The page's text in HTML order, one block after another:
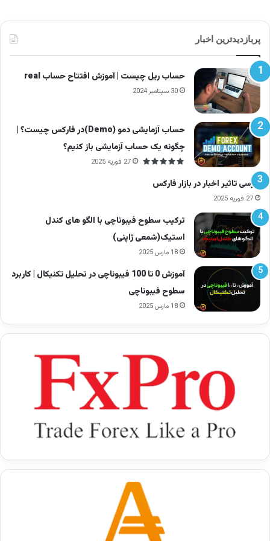
آموزش معامله با الگوی کنج
حالا باید یاد بگیریم چگونه با این الگو وارد معامله
شویم، حد ضرر صحیح بگذاریم و اهداف قیمتی را
تعیین کنیم.
۱. ورود به معامله
ورود همیشه زمانی انجام می‌شود که قیمت خط روند
شکست معتبربدهد.
قواعد شکست معتبر:
کندل باید بیرون الگو بسته شود.
سایه بلند و برگشت سریع معمولا شکست جعلی
است.
حجم باید افزایش یابد.
برای تحلیل بهتر شکست‌ها، روش
بسیار کمک می‌کند. اگر نمی‌دانید چطور تایم‌فریم‌ها را
پربازدیدترین اخبار
حساب ریل چیست | آموزش افتتاح حساب real
30 سپتامبر 2024
حساب آزمایشی دمو (Demo)در فارکس چیست؟ |
چگونه یک حساب آزمایشی باز کنیم؟
27 فوریه 2025
بررسی تاثیر اخبار در بازار فارکس
27 فوریه 2025
ترکیب سطوح فیبوناچی با الگو های کندل
استیک(شمعی ژاپنی)
18 مارس 2025
آموزش 0 تا 100 فیبوناچی در تحلیل تکنیکال | کاربرد
سطوح فیبوناچی
18 مارس 2025